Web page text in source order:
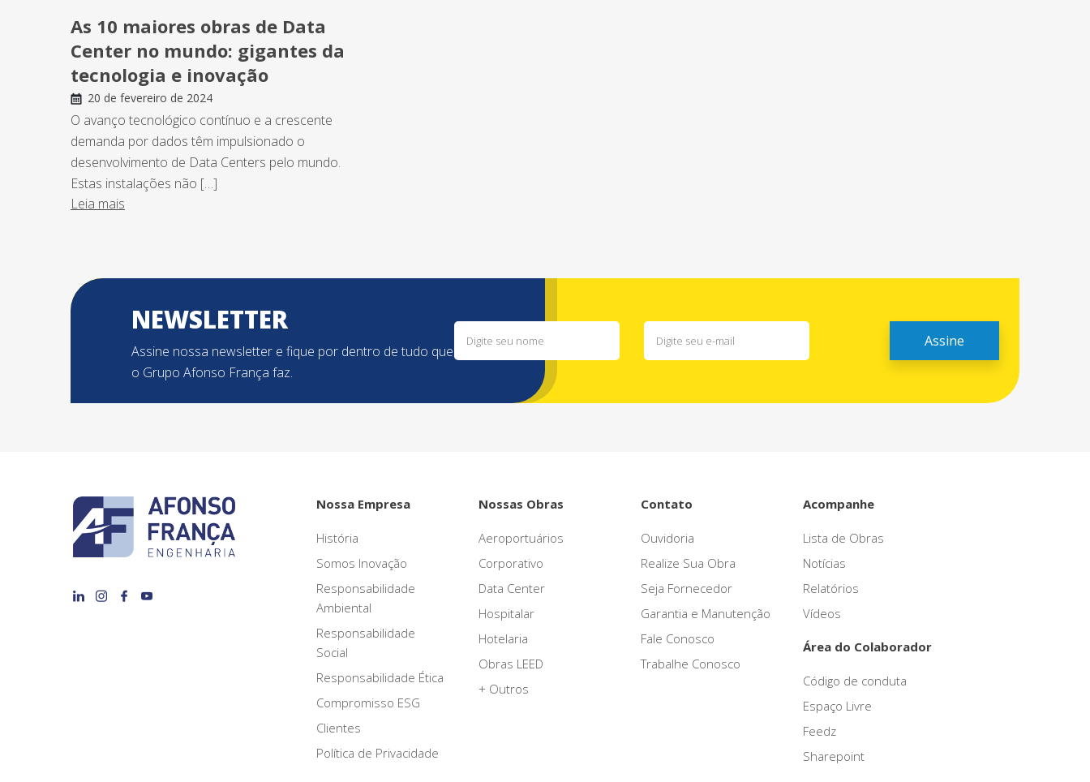
As 10 maiores obras de Data
Center no mundo: gigantes da
tecnologia e inovação
20 de fevereiro de 2024
O avanço tecnológico contínuo e a crescente
demanda por dados têm impulsionado o
desenvolvimento de Data Centers pelo mundo.
Estas instalações não […]
Leia mais
NEWSLETTER
Assine nossa newsletter e fique por dentro de tudo que
o Grupo Afonso França faz.
Nossa Empresa
História
Somos Inovação
Responsabilidade
Ambiental
Responsabilidade
Social
Responsabilidade Ética
Compromisso ESG
Clientes
Política de Privacidade
Nossas Obras
Aeroportuários
Corporativo
Data Center
Hospitalar
Hotelaria
Obras LEED
+ Outros
Contato
Ouvidoria
Realize Sua Obra
Seja Fornecedor
Garantia e Manutenção
Fale Conosco
Trabalhe Conosco
Acompanhe
Lista de Obras
Notícias
Relatórios
Vídeos
Área do Colaborador
Código de conduta
Espaço Livre
Feedz
Sharepoint